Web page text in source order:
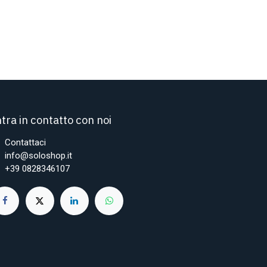
in contatto con noi
Contattaci
info@soloshop.it
+39 0828346107